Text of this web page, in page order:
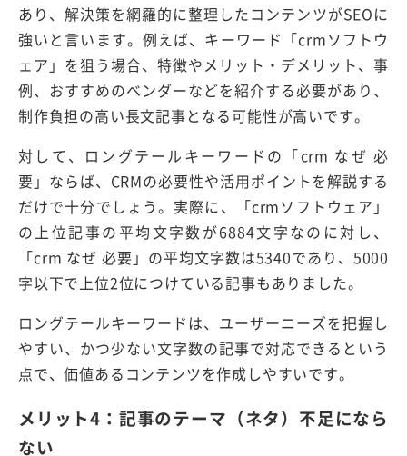
あり、解決策を網羅的に整理したコンテンツがSEOに
強いと言います。例えば、キーワード「crmソフトウ
ェア」を狙う場合、特徴やメリット・デメリット、事
例、おすすめのベンダーなどを紹介する必要があり、
制作負担の高い長文記事となる可能性が高いです。
対して、ロングテールキーワードの「crm なぜ 必
要」ならば、CRMの必要性や活用ポイントを解説する
だけで十分でしょう。実際に、「crmソフトウェア」
の上位記事の平均文字数が6884文字なのに対し、
「crm なぜ 必要」の平均文字数は5340であり、5000
字以下で上位2位につけている記事もありました。
ロングテールキーワードは、ユーザーニーズを把握し
やすい、かつ少ない文字数の記事で対応できるという
点で、価値あるコンテンツを作成しやすいです。
メリット4：記事のテーマ（ネタ）不足になら
ない